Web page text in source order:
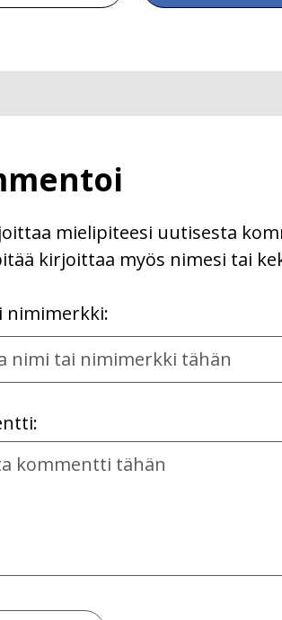
mielipiteesi uutisesta
kirjoittaa myös nimesi tai
nimimerkki:First
Name
and